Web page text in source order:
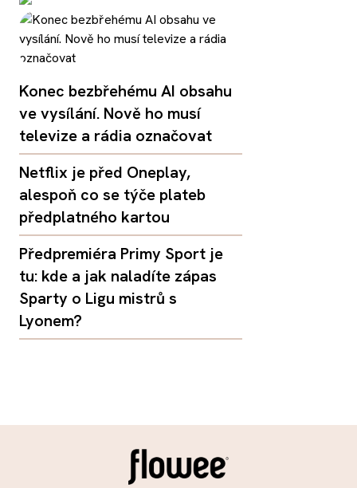
Konec bezbřehému AI obsahu
ve vysílání. Nově ho musí
televize a rádia označovat
Netflix je před Oneplay,
alespoň co se týče plateb
předplatného kartou
Předpremiéra Primy Sport je
tu: kde a jak naladíte zápas
Sparty o Ligu mistrů s
Lyonem?